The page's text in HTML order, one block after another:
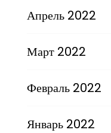
Апрель 2022
Март 2022
Февраль 2022
Январь 2022